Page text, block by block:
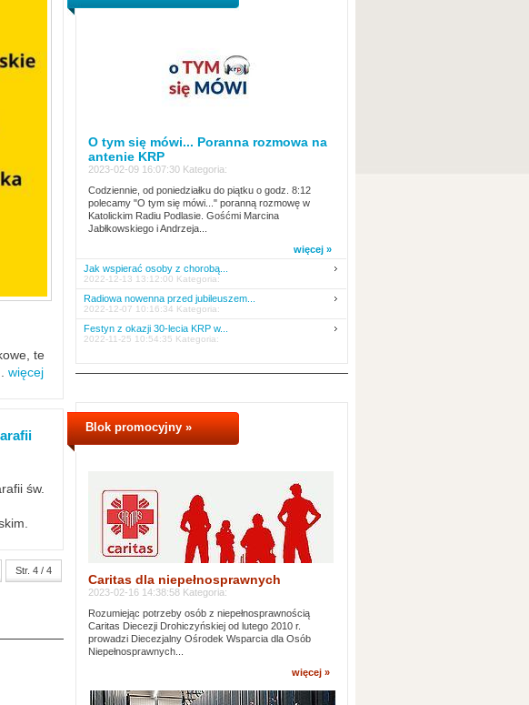
te
więcej
św.
Str. 4 / 4
O tym się mówi... Poranna rozmowa na
antenie KRP
2023-02-09 16:07:30 Kategoria:
Codziennie, od poniedziałku do piątku o godz. 8:12
polecamy "O tym się mówi..." poranną rozmowę w
Katolickim Radiu Podlasie. Gośćmi Marcina
Jabłkowskiego i Andrzeja...
więcej »
Jak wspierać osoby z chorobą...
2022-12-13 13:12:00 Kategoria:
Radiowa nowenna przed jubileuszem...
2022-12-07 10:16:34 Kategoria:
Festyn z okazji 30-lecia KRP w...
2022-11-25 10:54:35 Kategoria:
Blok promocyjny »
Caritas dla niepełnosprawnych
2023-02-16 14:38:58 Kategoria:
Rozumiejąc potrzeby osób z niepełnosprawnością
Caritas Diecezji Drohiczyńskiej od lutego 2010 r.
prowadzi Diecezjalny Ośrodek Wsparcia dla Osób
Niepełnosprawnych...
więcej »